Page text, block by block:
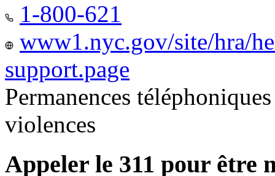
1-800-621
www1.nyc.gov/site/hra/
support.page
Permanences
violences
Appeler le 311 pour être